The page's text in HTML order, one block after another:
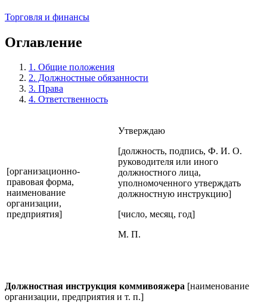
Торговля и финансы
Оглавление
1. Общие положения
2. Должностные обязанности
3. Права
4. Ответственность
[организационно-
правовая форма,
наименование
организации,
предприятия]
Утверждаю
[должность, подпись, Ф. И. О.
руководителя или иного
должностного лица,
уполномоченного утверждать
должностную инструкцию]
[число, месяц, год]
М. П.
Должностная инструкция коммивояжера [наименование
организации, предприятия и т. п.]